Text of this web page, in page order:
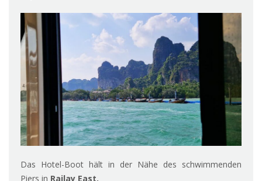
Das Hotel-Boot hält in der Nähe des schwimmenden
Piers in Railay East.